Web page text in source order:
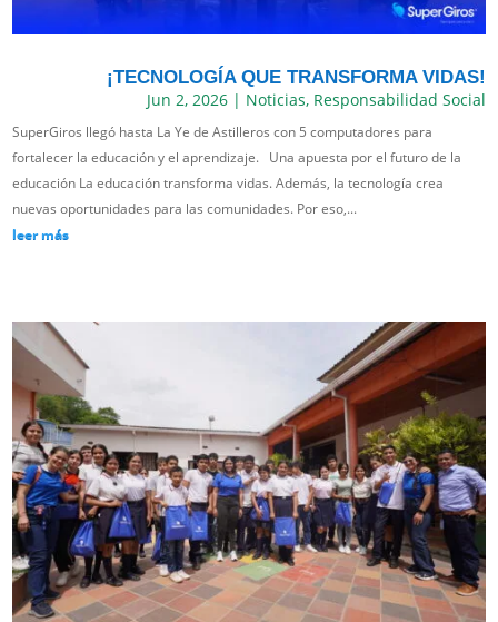
¡TECNOLOGÍA QUE TRANSFORMA VIDAS!
Jun 2, 2026| Noticias, Responsabilidad Social
SuperGiros llegó hasta La Ye de Astilleros con 5 computadores para
fortalecer la educación y el aprendizaje. Una apuesta por el futuro de la
educación La educación transforma vidas. Además, la tecnología crea
nuevas oportunidades para las comunidades. Por eso,...
leer más